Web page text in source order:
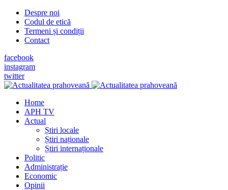
Despre noi
Codul de etică
Termeni și condiții
Contact
facebook
instagram
twitter
Home
APH TV
Actual
Știri locale
Știri naționale
Știri internaționale
Politic
Administrație
Economic
Opinii